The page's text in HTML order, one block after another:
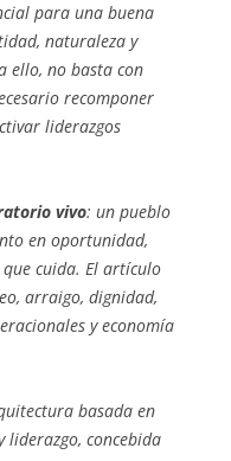
para una buena
naturaleza y
ello, no basta con
recomponer
liderazgos
vivo: un pueblo
en oportunidad,
cuida. El artículo
arraigo, dignidad,
y economía
basada en
concebida